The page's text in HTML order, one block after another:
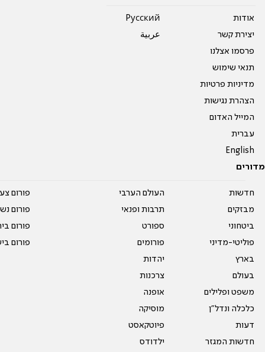
אודות
יצירת קשר
פרסמו אצלנו
תנאי שימוש
מדיניות פרטיות
הצהרת נגישות
המייל האדום
עברית
English
Pусский
عربية
מדורים
חדשות
מבזקים
ביטחוני
פוליטי-מדיני
בארץ
בעולם
משפט ופלילים
כלכלה ונדל"ן
דעות
חדשות המגזר
העולם הערבי
תרבות ופנאי
ספורט
פורומים
יהדות
צרכנות
אופנה
מוסיקה
פיוטקאסט
ילדודס
פורום
פורום
פורום
פורום